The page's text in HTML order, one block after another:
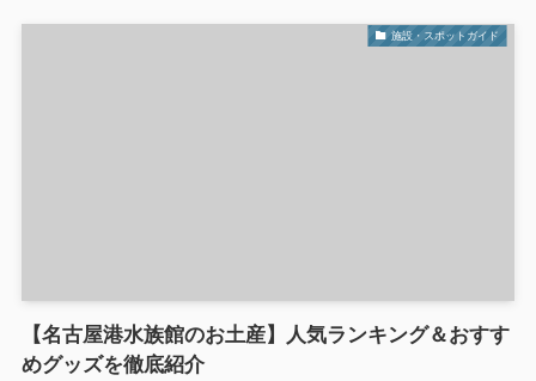
施設・スポットガイド
【名古屋港水族館のお土産】人気ランキング＆おすす
めグッズを徹底紹介